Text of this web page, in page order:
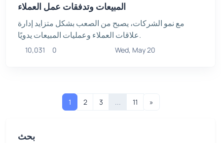
المبيعات وتدفقات عمل العملاء
مع نمو الشركات، يصبح من الصعب بشكل متزايد إدارة
علاقات العملاء وعمليات المبيعات يدويًا.
10,031 0 Wed, May 20
1 2 3 ... 11 »
بحث